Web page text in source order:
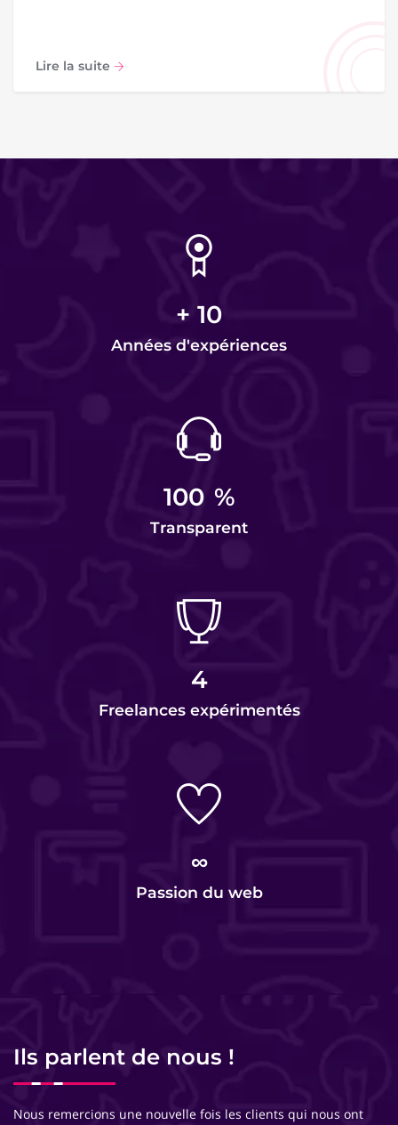
Lire la suite
+ 10
Années d'expériences
100 %
Transparent
4
Freelances expérimentés
∞
Passion du web
Ils parlent de nous !
Nous remercions une nouvelle fois les clients qui nous ont